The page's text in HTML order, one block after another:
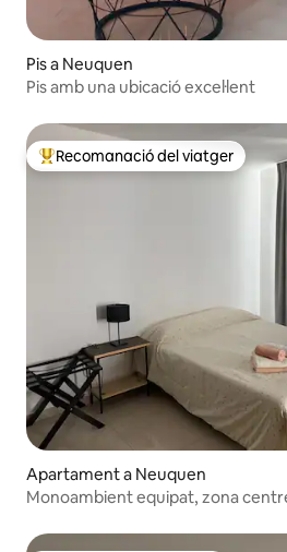
Pis a Neuquen
Pis amb una ubicació excel·lent
Principals recomanacions dels
Recomanació del viatger
Apartament a Neuquen
Monoambient equipat, zona